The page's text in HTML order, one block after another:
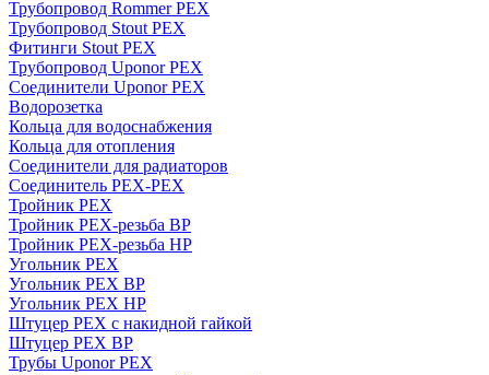
Трубопровод Rommer PEX
Трубопровод Stout PEX
Фитинги Stout PEX
Трубопровод Uponor PEX
Соединители Uponor PEX
Водорозетка
Кольца для водоснабжения
Кольца для отопления
Соединители для радиаторов
Соединитель PEX-PEX
Тройник PEX
Тройник PEX-резьба ВР
Тройник PEX-резьба НР
Угольник PEX
Угольник PEX ВР
Угольник PEX НР
Штуцер PEX c накидной гайкой
Штуцер PEX ВР
Трубы Uponor PEX